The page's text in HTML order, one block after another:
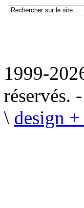
1999-
réservés. -
\ design